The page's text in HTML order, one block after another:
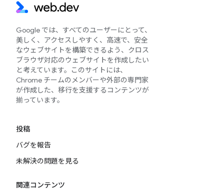
Google では、すべてのユーザーにとって、
美しく、アクセスしやすく、高速で、安全
なウェブサイトを構築できるよう、クロス
ブラウザ対応のウェブサイトを作成したい
と考えています。このサイトには、
Chrome チームのメンバーや外部の専門家
が作成した、移行を支援するコンテンツが
揃っています。
投稿
バグを報告
未解決の問題を見る
関連コンテンツ